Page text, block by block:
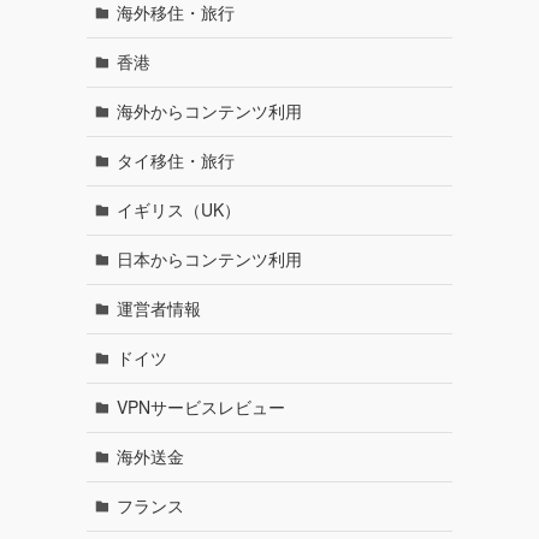
海外移住・旅行
香港
海外からコンテンツ利用
タイ移住・旅行
イギリス（UK）
日本からコンテンツ利用
運営者情報
ドイツ
VPNサービスレビュー
海外送金
フランス